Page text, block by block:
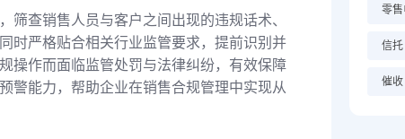
查销售人员与客户之间出现的违规话术、
时严格贴合相关行业监管要求，提前识别并
操作而面临监管处罚与法律纠纷，有效保障
警能力，帮助企业在销售合规管理中实现从
零售
信托
催收